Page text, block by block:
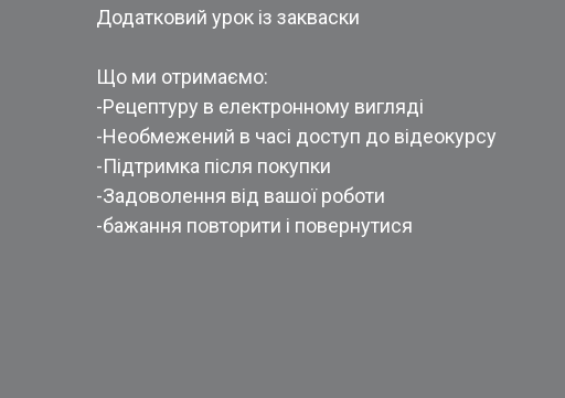
Додатковий урок із закваски
Що ми отримаємо:
-Рецептуру в електронному вигляді
-Необмежений в часі доступ до відеокурсу
-Підтримка після покупки
-Задоволення від вашої роботи
-бажання повторити і повернутися